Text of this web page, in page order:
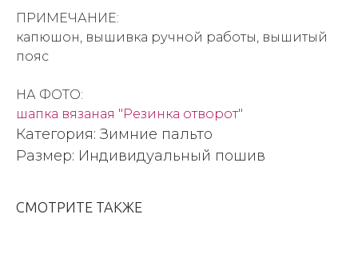
ПРИМЕЧАНИЕ:
капюшон, вышивка ручной работы, вышитый
пояс
НА ФОТО:
шапка вязаная "Резинка отворот"
Категория: Зимние пальто
Размер: Индивидуальный пошив
СМОТРИТЕ ТАКЖЕ